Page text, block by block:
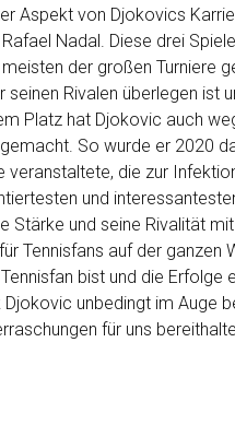
Aspekt von Djokovics
Nadal. Diese drei
der großen Turniere
Rivalen überlegen ist
Platz hat Djokovic auch
So wurde er 2020
veranstaltete, die zur
und
Stärke und seine Rivalität
Tennisfans auf der ganzen
bist und die Erfolge
unbedingt im Auge
für uns